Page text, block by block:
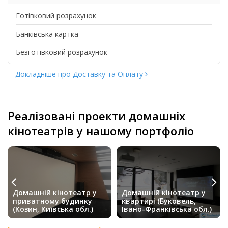
Готівковий розрахунок
Банківська картка
Безготівковий розрахунок
Докладніше про Доставку та Оплату
Реалізовані проекти домашніх
кінотеатрів у нашому портфоліо
Домашній кінотеатр у
приватному будинку
(Козин, Київська обл.)
Домашній кінотеатр у
квартирі (Буковель,
Івано-Франківська обл.)